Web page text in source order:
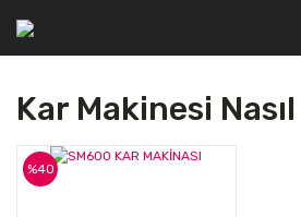
Kar Makinesi Nasıl
%40